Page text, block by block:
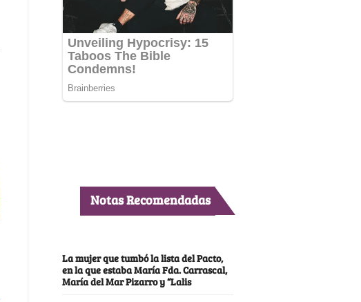
Notas Recomendadas
La mujer que tumbó la lista del Pacto,
en la que estaba María Fda. Carrascal,
María del Mar Pizarro y “Lalis